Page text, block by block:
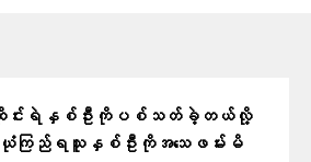
င်းရဲနှစ်ဦးကိုပစ်သတ်ခဲ့တယ်လို့
ယုံကြည်ရသူနှစ်ဦးကိုအသေဖမ်းမိ